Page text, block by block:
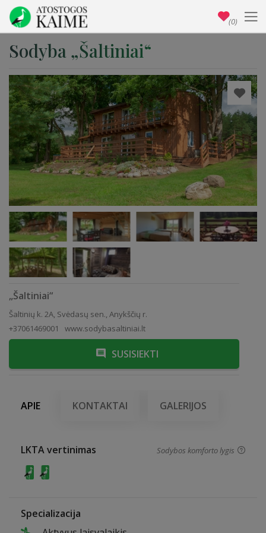
Sodyba „Šaltiniai“
„Šaltiniai“
Šaltinių k. 2A, Svėdasų sen., Anykščių r.
+37061469001
www.sodybasaltiniai.lt
SUSISIEKTI
APIE KONTAKTAI GALERIJOS
LKTA vertinimas Sodybos komforto lygis
Specializacija
(0)